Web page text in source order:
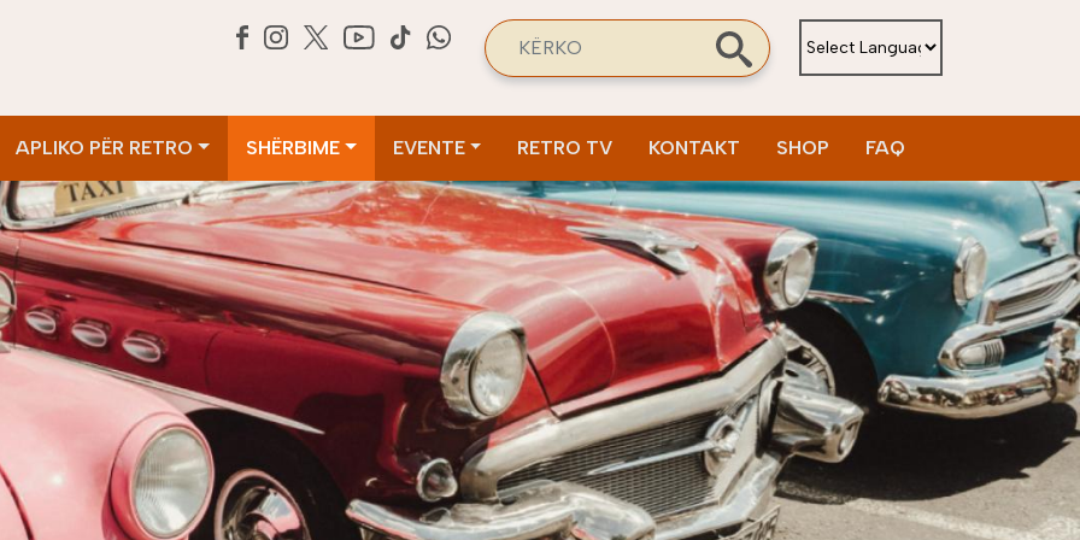
Search
APLIKO PËR RETRO SHËRBIME EVENTE RETRO TV KONTAKT SHOP FAQ